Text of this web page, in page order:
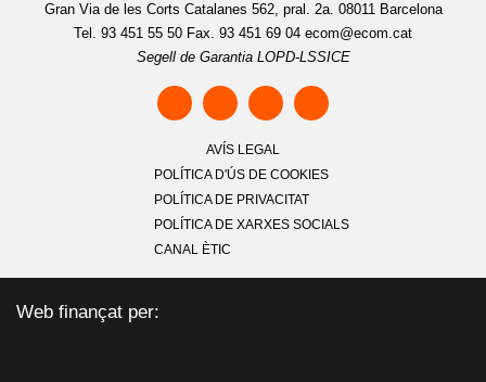
Gran Via de les Corts Catalanes 562, pral. 2a. 08011 Barcelona
Tel. 93 451 55 50 Fax. 93 451 69 04 ecom@ecom.cat
Segell de Garantia LOPD-LSSICE
AVÍS LEGAL
POLÍTICA D'ÚS DE COOKIES
POLÍTICA DE PRIVACITAT
POLÍTICA DE XARXES SOCIALS
CANAL ÈTIC
Web finançat per: